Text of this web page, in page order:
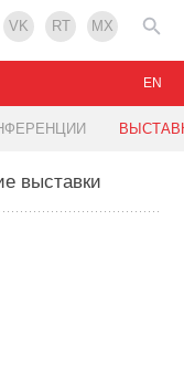
VK RT MX
EN
выставки